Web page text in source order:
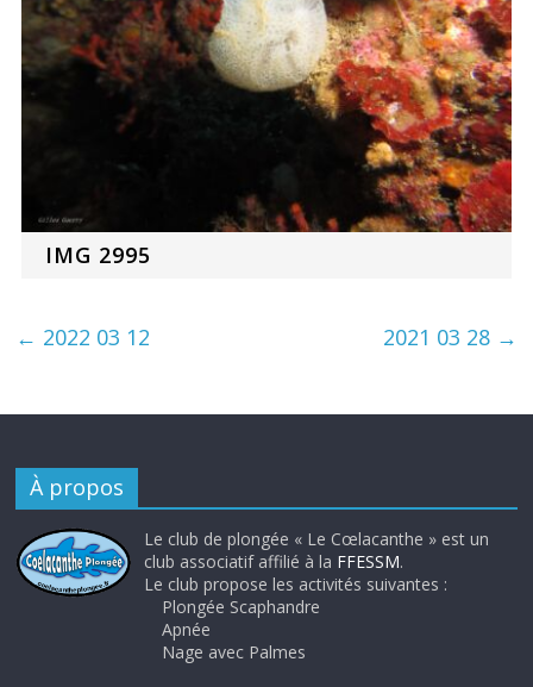
IMG 2995
← 2022 03 12 2021 03 28 →
À propos
Le club de plongée « Le Cœlacanthe » est un
club associatif affilié à la FFESSM.
Le club propose les activités suivantes :
Plongée Scaphandre
Apnée
Nage avec Palmes